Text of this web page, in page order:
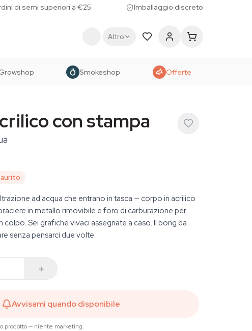
di semi superiori a €25 Imballaggio discreto
Altro
Smokeshop Offerte
con stampa
ad acqua che entrano in tasca — corpo in acrilico
in metallo rimovibile e foro di carburazione per
colpo. Sei grafiche vivaci assegnate a caso. Il bong da
senza pensarci due volte.
Avvisami quando disponibile
prodotto — niente marketing.